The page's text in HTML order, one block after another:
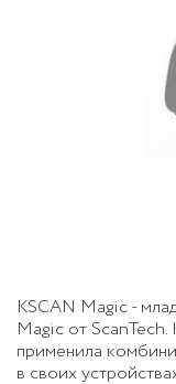
KSCAN Magic -
Magic от
применила
в своих